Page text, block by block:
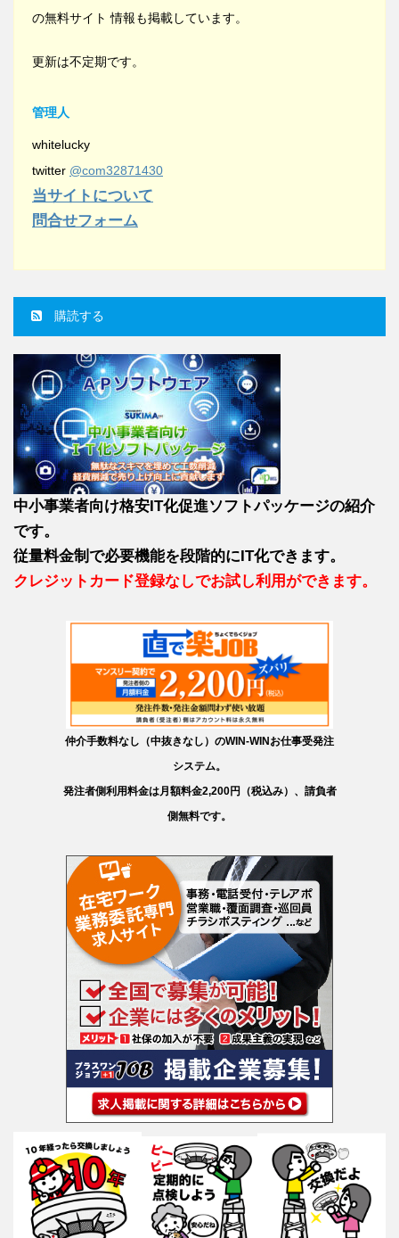
の無料サイト 情報も掲載しています。
更新は不定期です。
管理人
whitelucky
twitter @com32871430
当サイトについて
問合せフォーム
購読する
中小事業者向け格安IT化促進ソフトパッケージの紹介
です。
従量料金制で必要機能を段階的にIT化できます。
クレジットカード登録なしでお試し利用ができます。
仲介手数料なし（中抜きなし）のWIN-WINお仕事受発注
システム。
発注者側利用料金は月額料金2,200円（税込み）、請負者
側無料です。